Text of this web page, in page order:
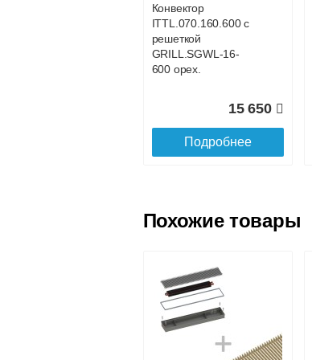
Доставка в регионы России.
Конвектор
ITTL.070.160.600 с
решеткой
GRILL.SGWL-16-
600 орех.
15 650
Подробнее
Конвектор
ITTL.070.160.1100
Похожие товары